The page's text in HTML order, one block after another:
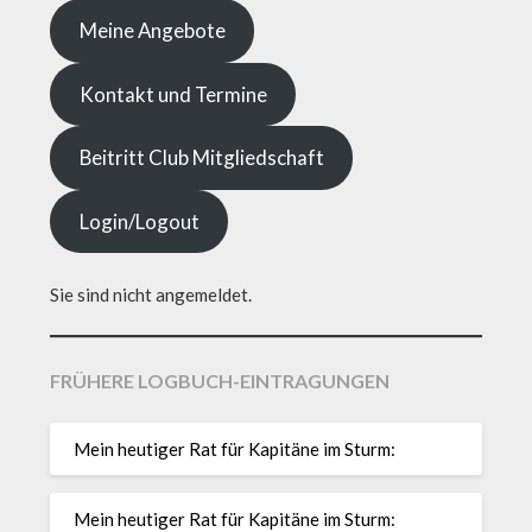
Meine Angebote
Kontakt und Termine
Beitritt Club Mitgliedschaft
Login/Logout
Sie sind nicht angemeldet.
FRÜHERE LOGBUCH-EINTRAGUNGEN
Mein heutiger Rat für Kapitäne im Sturm:
Mein heutiger Rat für Kapitäne im Sturm: